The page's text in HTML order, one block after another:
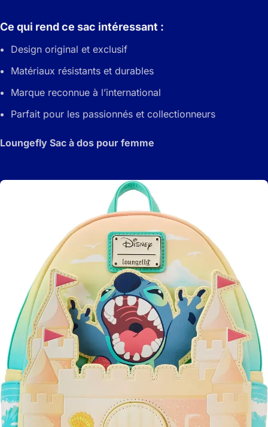
Ce qui rend ce sac intéressant :
Design original et exclusif
Matériaux résistants et durables
Marque reconnue à l’international
Parfait pour les passionnés et collectionneurs
Loungefly Sac à dos pour femme